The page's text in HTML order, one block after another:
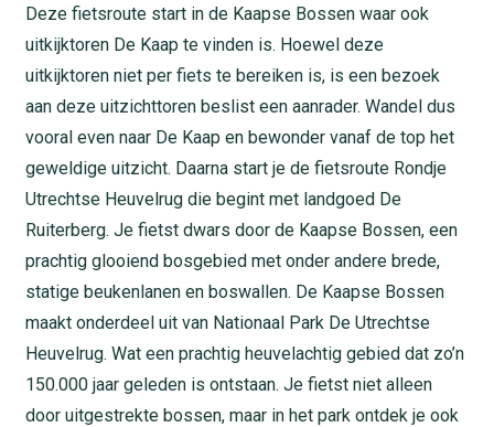
Deze fietsroute start in de Kaapse Bossen waar ook
uitkijktoren De Kaap te vinden is. Hoewel deze
uitkijktoren niet per fiets te bereiken is, is een bezoek
aan deze uitzichttoren beslist een aanrader. Wandel dus
vooral even naar De Kaap en bewonder vanaf de top het
geweldige uitzicht. Daarna start je de fietsroute Rondje
Utrechtse Heuvelrug die begint met landgoed De
Ruiterberg. Je fietst dwars door de Kaapse Bossen, een
prachtig glooiend bosgebied met onder andere brede,
statige beukenlanen en boswallen. De Kaapse Bossen
maakt onderdeel uit van Nationaal Park De Utrechtse
Heuvelrug. Wat een prachtig heuvelachtig gebied dat zo’n
150.000 jaar geleden is ontstaan. Je fietst niet alleen
door uitgestrekte bossen, maar in het park ontdek je ook